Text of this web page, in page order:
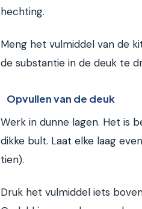
hechting.
Meng het vulmiddel van de
de substantie in de deuk te
Opvullen van de deuk
Werk in dunne lagen. Het is
dikke bult. Laat elke laag
tien).
Druk het vulmiddel iets